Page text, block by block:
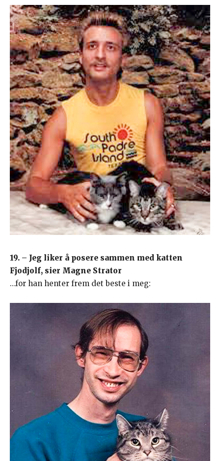
19. – Jeg liker å posere sammen med katten
Fjodjolf, sier Magne Strator
…for han henter frem det beste i meg: